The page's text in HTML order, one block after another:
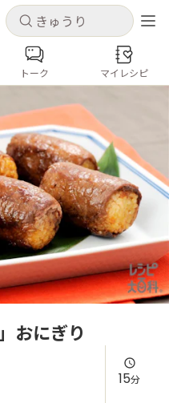
キャンセル
保存できます
新規登録
キャンセル
コンテンツ
とうもろこし
ゴーヤ
トーク マイレシピ
おにぎり
15分